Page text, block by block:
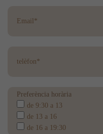
Preferència horària
de 9:30 a 13
de 13 a 16
de 16 a 19:30